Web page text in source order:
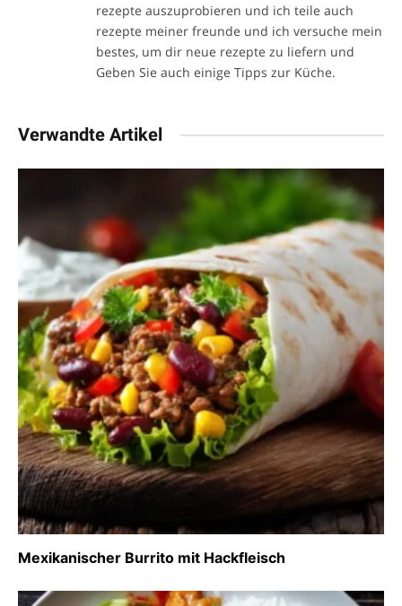
rezepte auszuprobieren und ich teile auch
rezepte meiner freunde und ich versuche mein
bestes, um dir neue rezepte zu liefern und
Geben Sie auch einige Tipps zur Küche.
Verwandte Artikel
Mexikanischer Burrito mit Hackfleisch